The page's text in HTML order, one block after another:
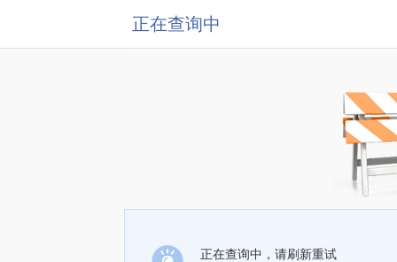
正在查询中
正在查询中，请刷新重试